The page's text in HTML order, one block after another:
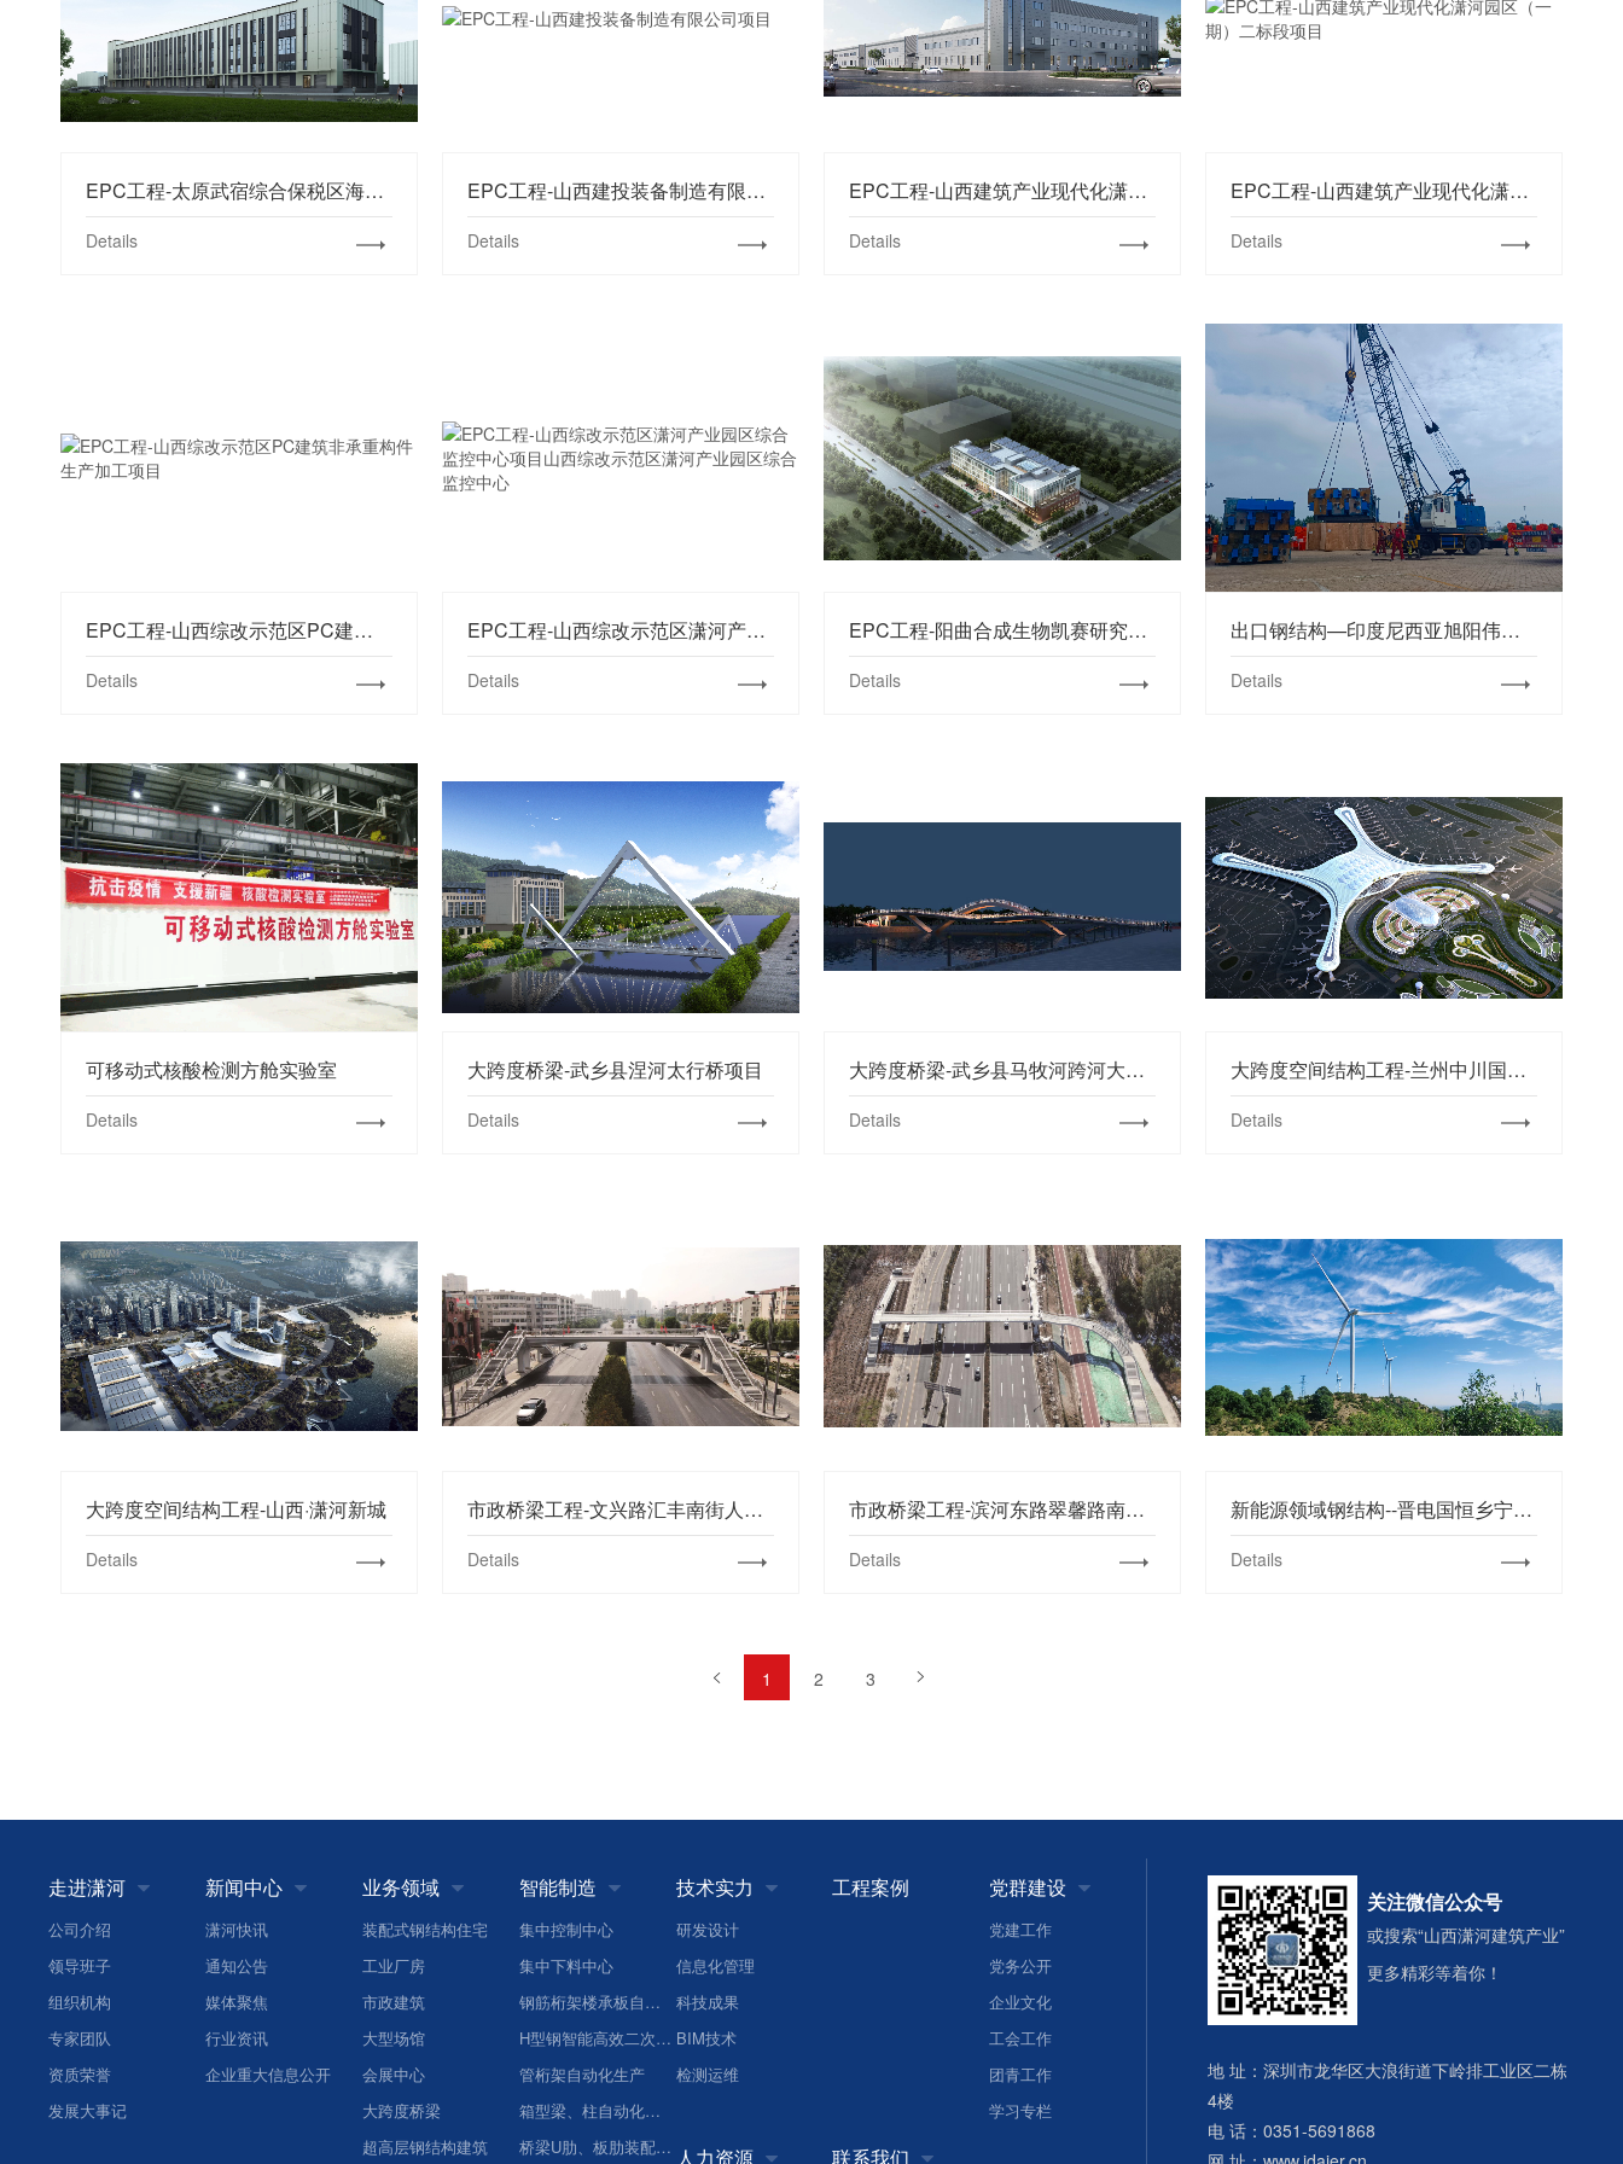
EPC工程-太原武宿综合保税区海关监管仓库和海关监管设施改扩建项目
Details
EPC工程-山西建投装备制造有限公司项目
Details
EPC工程-山西建筑产业现代化潇河园区（一期）三标段项目
Details
EPC工程-山西建筑产业现代化潇河园区（一期）二标段项目
Details
EPC工程-山西综改示范区PC建筑非承重构件生产加工项目
Details
EPC工程-山西综改示范区潇河产业园区综合监控中心项目山西综改示范区潇河产业园区综合监控中心
Details
EPC工程-阳曲合成生物凯赛研究院项目
Details
出口钢结构—印度尼西亚旭阳伟山新能源项目
Details
可移动式核酸检测方舱实验室
Details
大跨度桥梁-武乡县涅河太行桥项目
Details
大跨度桥梁-武乡县马牧河跨河大桥项目
Details
大跨度空间结构工程-兰州中川国际机场航站楼项目
Details
大跨度空间结构工程-山西·潇河新城
Details
市政桥梁工程-文兴路汇丰南街人行天桥
Details
市政桥梁工程-滨河东路翠馨路南侧人行天桥
Details
新能源领域钢结构--晋电国恒乡宁风电项目
Details
1 2 3
走进潇河 
公司介绍
领导班子
组织机构
专家团队
资质荣誉
发展大事记
新闻中心 
潇河快讯
通知公告
媒体聚焦
行业资讯
企业重大信息公开
业务领域 
装配式钢结构住宅
工业厂房
市政建筑
大型场馆
会展中心
大跨度桥梁
超高层钢结构建筑
智能制造 
集中控制中心
集中下料中心
钢筋桁架楼承板自动化生产
H型钢智能高效二次加工
管桁架自动化生产
箱型梁、柱自动化生产
桥梁U肋、板肋装配焊接
技术实力 
研发设计
信息化管理
科技成果
BIM技术
检测运维
工程案例 党群建设 
党建工作
党务公开
企业文化
工会工作
团青工作
学习专栏
人力资源  联系我们 
关注微信公众号
或搜索“山西潇河建筑产业”
更多精彩等着你！
地 址：深圳市龙华区大浪街道下岭排工业区二栋
4楼
电 话：0351-5691868